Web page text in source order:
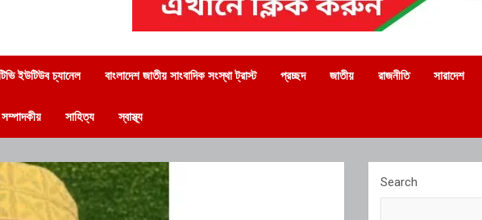
ইউটিউব চ্যানেল বাংলাদেশ জাতীয় সাংবাদিক সংস্থা ট্রাস্ট প্রচ্ছদ জাতীয় রাজনীতি সারাদেশ
সম্পাদকীয় সাহিত্য স্বাস্থ্য
Search